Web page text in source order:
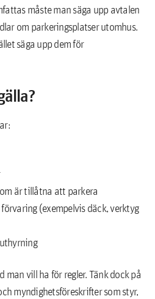
måste man säga upp avtalen
om parkeringsplatser utomhus.
säga upp dem för
är tillåtna att parkera
(exempelvis däck, verktyg
man vill ha för regler. Tänk dock på
myndighetsföreskrifter som styr,